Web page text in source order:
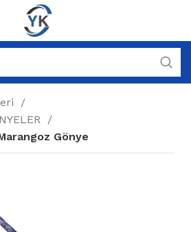
Gönye